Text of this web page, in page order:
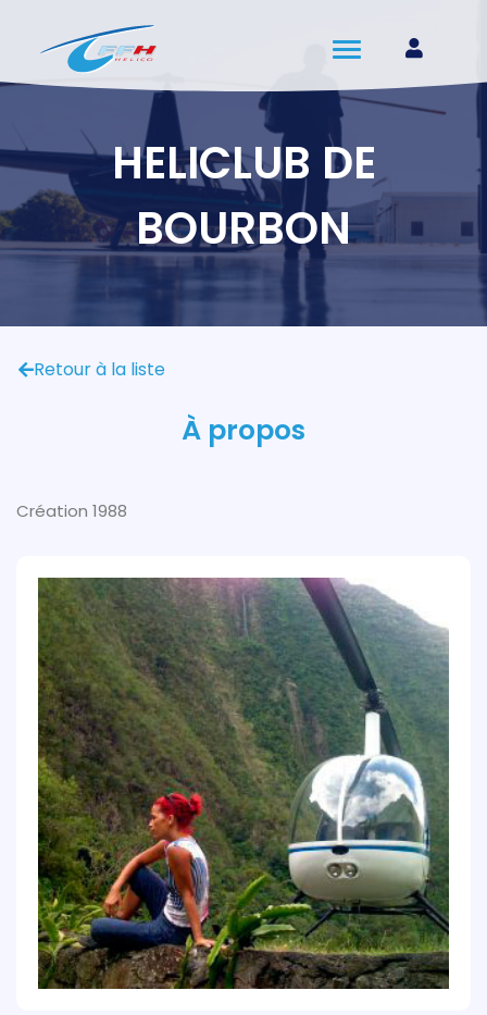
HELICLUB DE
BOURBON
Retour à la liste
À propos
Création 1988